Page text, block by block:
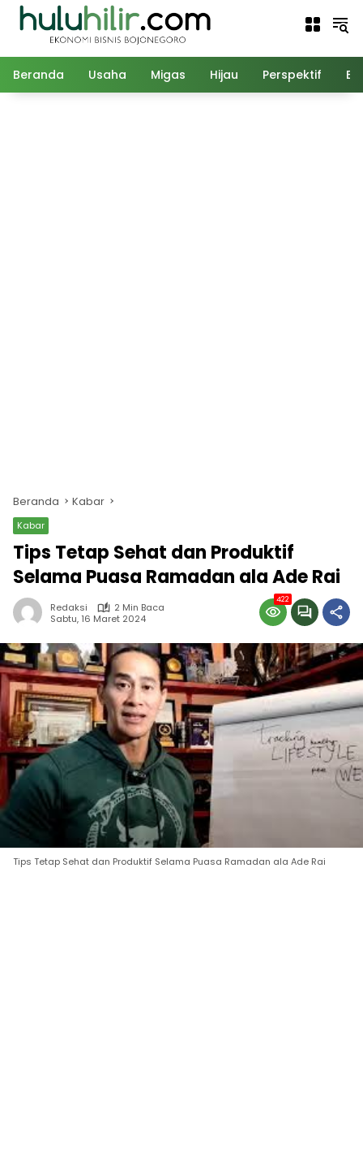
Langsung
Beranda Usaha Migas Hijau Perspektif
Beranda Kabar
Kabar
Tips Tetap Sehat dan Produktif
Selama Puasa Ramadan ala Ade Rai
Redaksi
2 Min Baca
Sabtu, 16 Maret 2024
422
Tips Tetap Sehat dan Produktif Selama Puasa Ramadan ala Ade Rai